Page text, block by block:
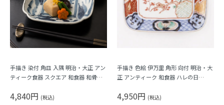
手描き 染付 角皿 入隅 明治・大正 アン
ティーク食器 スクエア 和食器 和骨董
4,840円 (税込)
手描き 色絵 伊万里 角形 向付 明治・大
正 アンティーク 和食器 ハレの日
4,950円 (税込)